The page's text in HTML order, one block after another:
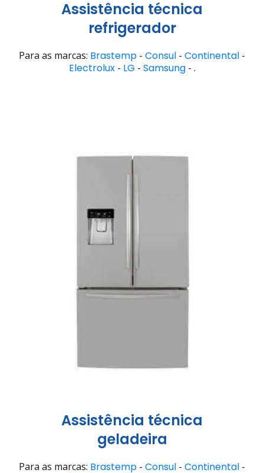
Assistência técnica
refrigerador
Para as marcas: Brastemp - Consul - Continental -
Electrolux- LG - Samsung- .
Assistência técnica
geladeira
Para as marcas: Brastemp - Consul - Continental -